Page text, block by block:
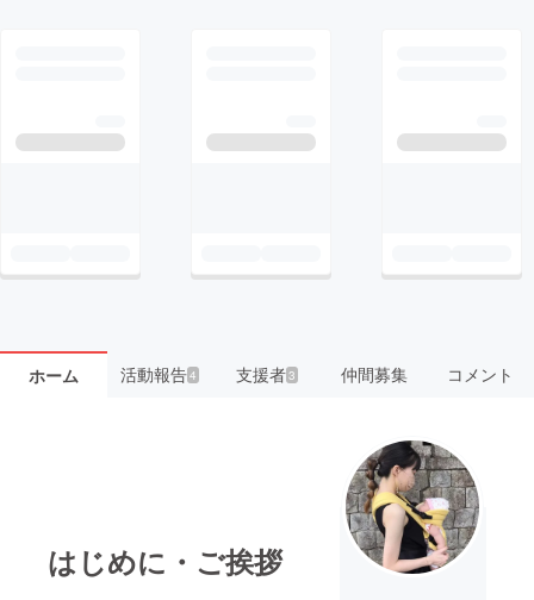
ホーム 活動報告4 支援者3 仲間募集 コメント
はじめに・ご挨拶